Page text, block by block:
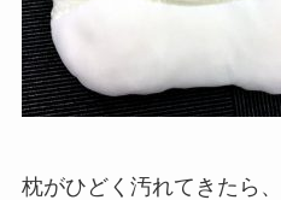
枕がひどく汚れてきたら